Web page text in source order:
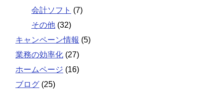
会計ソフト (7)
その他 (32)
キャンペーン情報 (5)
業務の効率化 (27)
ホームページ (16)
ブログ (25)